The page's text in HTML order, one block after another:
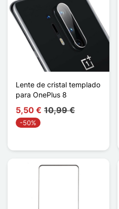
Lente de cristal templado
para OnePlus 8
5,50 € 10,99 €
-50%